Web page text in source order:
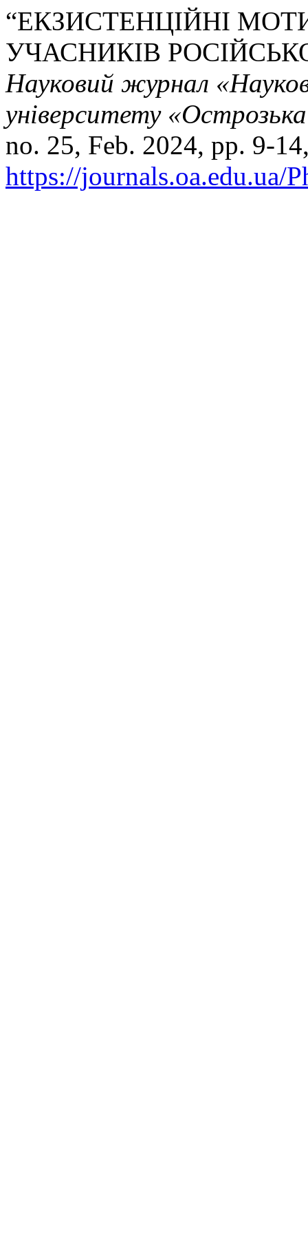
“ЕКЗИСТЕНЦІЙНІ
УЧАСНИКІВ
Науковий журнал
університету
no. 25, Feb. 2024, pp. 9-
https://journals.oa.edu.ua/